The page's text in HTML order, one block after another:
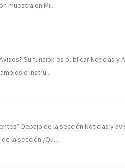
muestra en Mi...
Su función es publicar Noticias y
o instru...
Debajo de la sección Noticias y
la sección ¿Qu...